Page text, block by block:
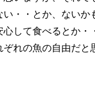
・・とか、ないか
して食べるとか・
れの魚の自由だと